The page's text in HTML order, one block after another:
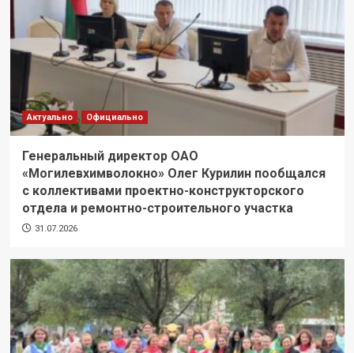
Актуально Официально
Генеральный директор ОАО
«Могилевхимволокно» Олег Курилин пообщался
с коллективами проектно-конструкторского
отдела и ремонтно-строительного участка
31.07.2026